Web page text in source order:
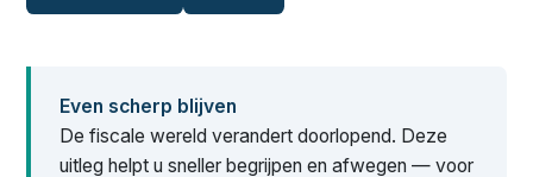
Even scherp blijven
De fiscale wereld verandert doorlopend. Deze
uitleg helpt u sneller begrijpen en afwegen — voor